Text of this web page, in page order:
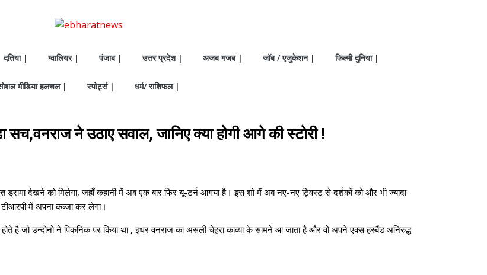
दतिया | ग्वालियर | पंजाब | उत्तर प्रदेश | अजब गजब | जॉब / एजुकेशन | फिल्मी दुनिया |
मीडिया हलचल | स्पोर्ट्स | धर्म/ राशिफल |
ने उठाए सवाल, जानिए क्या होगी आगे की स्टोरी !
देखने को मिलेगा, जहाँ कहानी में अब एक बार फिर यू-टर्न आगया है। इस शो में अब नए-नए ट्विस्ट से दर्शकों को और भी ज्यादा
में अपना कब्जा कर लेगा।
है जो उन्दोनो ने पिकनिक पर किया था , इधर वनराज का असली चेहरा काव्या के सामने आ जाता है और वो अपने एक्स हस्बैंड अनिरुद्ध